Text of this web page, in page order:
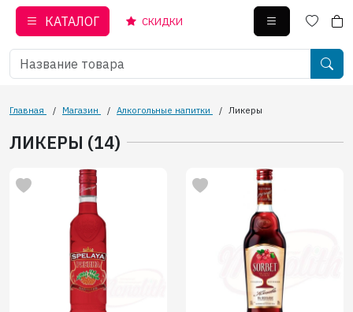
КАТАЛОГ СКИДКИ
Главная / Магазин / Алкогольные напитки / Ликеры
ЛИКЕРЫ (14)